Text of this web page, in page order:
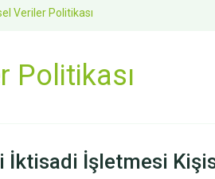
Veriler Politikası
Politikası
İktisadi İşletmesi